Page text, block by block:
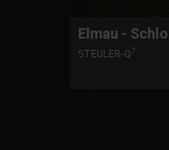
Elmau -
STEULER-Q7